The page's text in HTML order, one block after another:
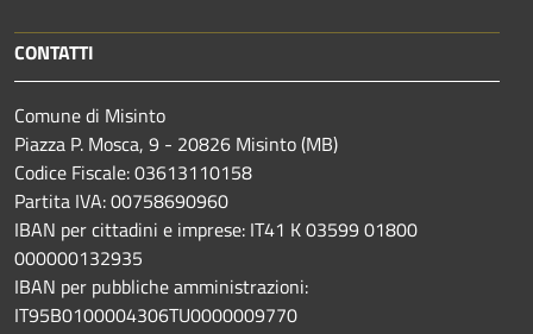
CONTATTI
Comune di Misinto
Piazza P. Mosca, 9 - 20826 Misinto (MB)
Codice Fiscale: 03613110158
Partita IVA: 00758690960
IBAN per cittadini e imprese: IT41 K 03599 01800
000000132935
IBAN per pubbliche amministrazioni:
IT95B0100004306TU0000009770